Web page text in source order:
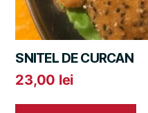
SNITEL DE CURCAN
23,00 lei